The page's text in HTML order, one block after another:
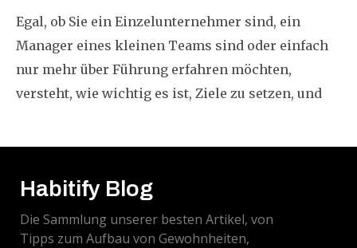
Egal, ob Sie ein Einzelunternehmer sind, ein
Manager eines kleinen Teams sind oder einfach
nur mehr über Führung erfahren möchten,
versteht, wie wichtig es ist, Ziele zu setzen, und
Habitify Blog
Die Sammlung unserer besten Artikel, von
Tipps zum Aufbau von Gewohnheiten,